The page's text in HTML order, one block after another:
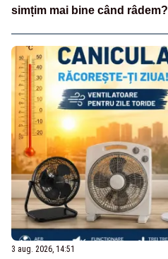
simțim mai bine când râdem?
3 aug. 2026, 14:51